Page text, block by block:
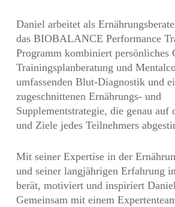
Daniel arbeitet als
das BIOBALANCE Performance
Programm kombiniert persönliches
Trainingsplanberatung und
umfassenden Blut-Diagnostik und
zugeschnittenen Ernährungs- und
Supplementstrategie, die genau auf
und Ziele jedes Teilnehmers
Mit seiner Expertise in der
und seiner langjährigen Erfahrung
berät, motiviert und inspiriert
Gemeinsam mit einem